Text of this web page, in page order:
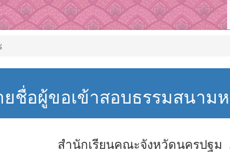
ยชื่อผู้ขอเข้าสอบธรรมสนาม
สำนักเรียนคณะจังหวัดนครปฐ